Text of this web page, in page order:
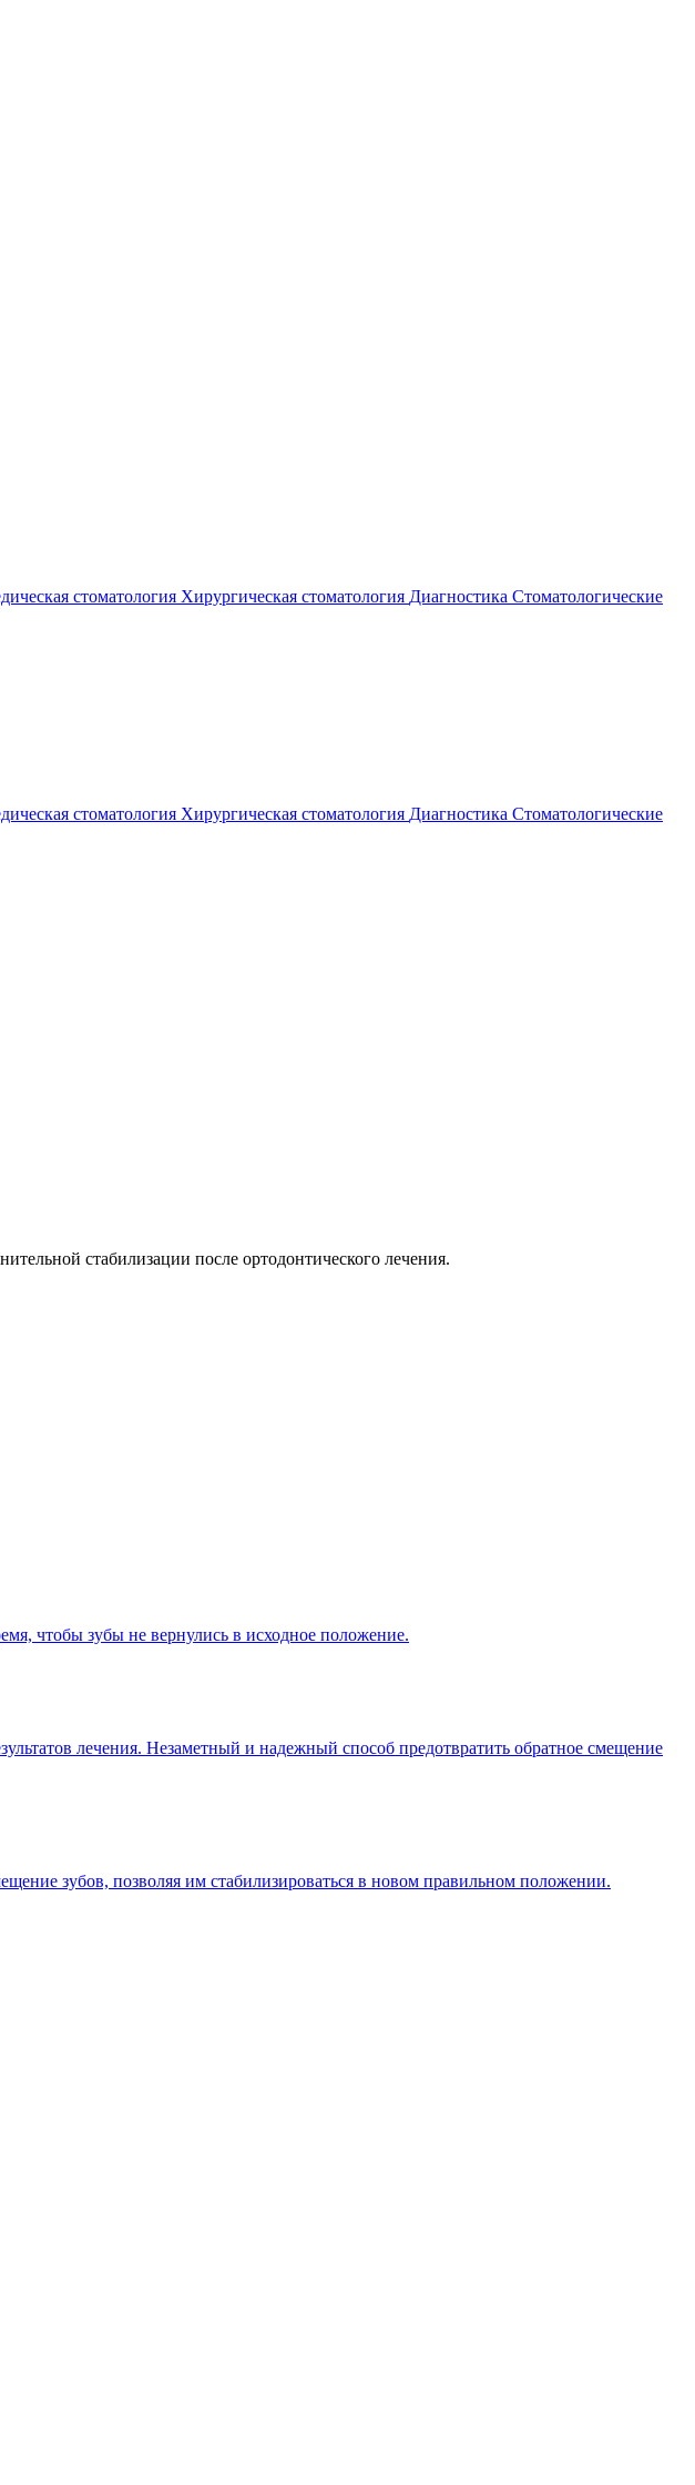
стоматология Хирургическая стоматология Диагностика Стоматологические
стоматология Хирургическая стоматология Диагностика Стоматологические
стабилизации после ортодонтического лечения.
чтобы зубы не вернулись в исходное положение.
лечения. Незаметный и надежный способ предотвратить обратное смещение
зубов, позволяя им стабилизироваться в новом правильном положении.